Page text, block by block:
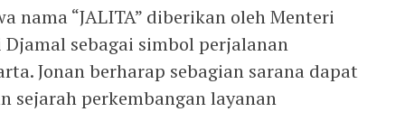
nama “JALITA” diberikan oleh Menteri
Djamal sebagai simbol perjalanan
Jonan berharap sebagian sarana dapat
sejarah perkembangan layanan